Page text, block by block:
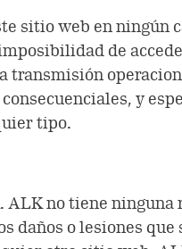
sitio web en ningún
de
transmisión
y
tipo.
ALK no tiene
daños o lesiones que